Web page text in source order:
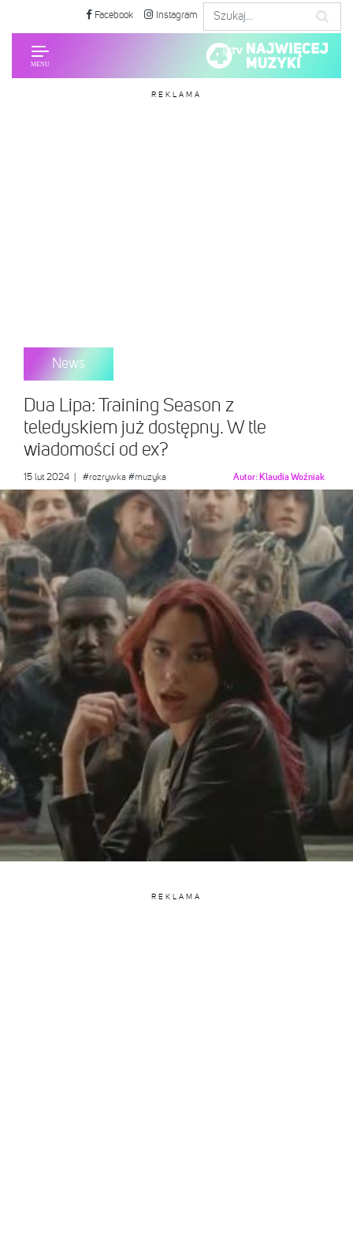
Facebook Instagram
REKLAMA
News
Dua Lipa: Training Season z
teledyskiem już dostępny. W tle
wiadomości od ex?
15 lut 2024 #rozrywka #muzyka Autor: Klaudia Woźniak
REKLAMA